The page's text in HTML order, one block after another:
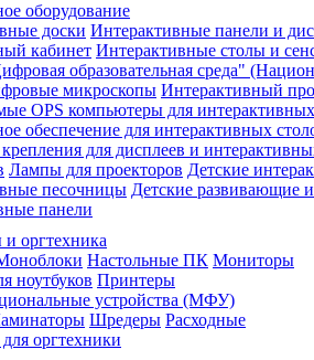
оборудование
доски Интерактивные панели и
кабинет Интерактивные столы и
образовательная среда"
микроскопы Интерактивный
OPS компьютеры для
обеспечение для интерактивных
для дисплеев и
Лампы для проекторов Детские
песочницы Детские развивающие
панели
оргтехника
Настольные ПК Мониторы
ноутбуков Принтеры
устройства (МФУ)
Шредеры Расходные
оргтехники